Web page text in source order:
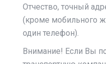
Отчество, точный
(кроме мобильного
один телефон).
Внимание! Если Вы